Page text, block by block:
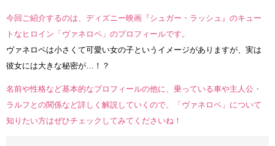
今回ご紹介するのは、ディズニー映画『シュガー・ラッシュ』のキュー
トなヒロイン「ヴァネロペ」のプロフィールです。
ヴァネロペは小さくて可愛い女の子というイメージがありますが、実は
彼女には大きな秘密が…！？
名前や性格など基本的なプロフィールの他に、乗っている車や主人公・
ラルフとの関係など詳しく解説していくので、「ヴァネロペ」について
知りたい方はぜひチェックしてみてくださいね！